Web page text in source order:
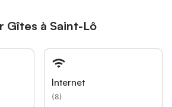
Gîtes à Saint-Lô
Internet
(8)